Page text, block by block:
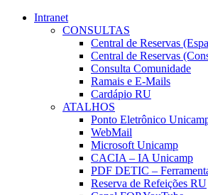
Intranet
CONSULTAS
Central de Reservas
Central de Reservas
Consulta Comunidade
Ramais e E-Mails
Cardápio RU
ATALHOS
Ponto Eletrônico
WebMail
Microsoft Unicamp
CACIA – IA Unicamp
PDF DETIC –
Reserva de Refeições RU